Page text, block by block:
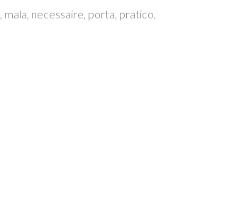
, mala, necessaire, porta, pratico,